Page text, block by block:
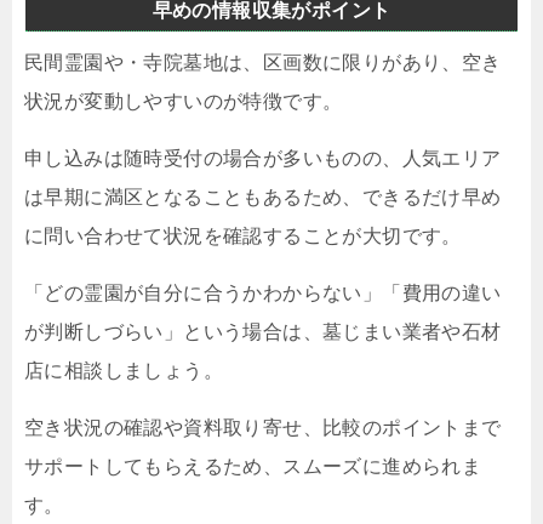
早めの情報収集がポイント
民間霊園や・寺院墓地は、区画数に限りがあり、空き
状況が変動しやすいのが特徴です。
申し込みは随時受付の場合が多いものの、人気エリア
は早期に満区となることもあるため、できるだけ早め
に問い合わせて状況を確認することが大切です。
「どの霊園が自分に合うかわからない」「費用の違い
が判断しづらい」という場合は、墓じまい業者や石材
店に相談しましょう。
空き状況の確認や資料取り寄せ、比較のポイントまで
サポートしてもらえるため、スムーズに進められま
す。